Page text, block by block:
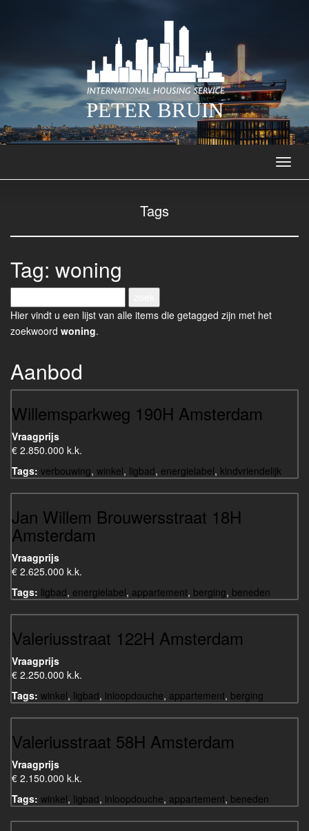
PETER BRUIN
Tags
Tag: woning
Hier vindt u een lijst van alle items die getagged zijn met het
zoekwoord woning.
Aanbod
Willemsparkweg 190H Amsterdam
Vraagprijs
€ 2.850.000 k.k.
Tags: verbouwing, winkel, ligbad, energielabel, kindvriendelijk
Jan Willem Brouwersstraat 18H
Amsterdam
Vraagprijs
€ 2.625.000 k.k.
Tags: ligbad, energielabel, appartement, berging, beneden
Valeriusstraat 122H Amsterdam
Vraagprijs
€ 2.250.000 k.k.
Tags: winkel, ligbad, inloopdouche, appartement, berging
Valeriusstraat 58H Amsterdam
Vraagprijs
€ 2.150.000 k.k.
Tags: winkel, ligbad, inloopdouche, appartement, beneden